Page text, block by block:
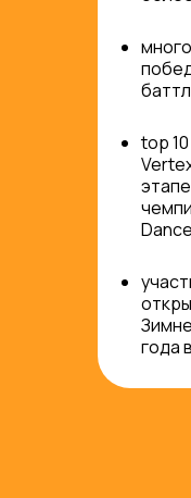
top
года